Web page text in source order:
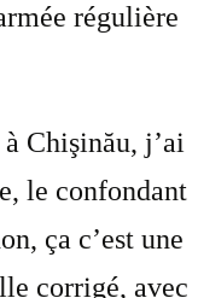
régulière
Chişinău, j’ai
le confondant
ça c’est une
corrigé, avec